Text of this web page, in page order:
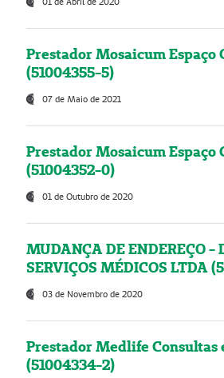
Prestador Mosaicum
(51004355-5)
07 de Maio de 2021
Prestador Mosaicum Espaço
(51004352-0)
01 de Outubro de 2020
MUDANÇA DE ENDEREÇO -
SERVIÇOS MÉDICOS LTDA
03 de Novembro de 2020
Prestador Medlife Consultas
(51004334-2)